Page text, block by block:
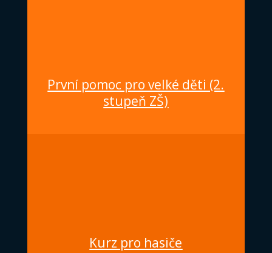
První pomoc pro velké děti (2.
stupeň ZŠ)
Kurz pro hasiče